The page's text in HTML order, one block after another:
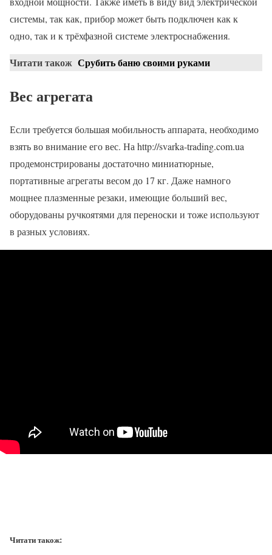
системы, так как, прибор может быть подключен как к
одно, так и к трёхфазной системе электроснабжения.
Читати також Срубить баню своими руками
Вес агрегата
Если требуется большая мобильность аппарата, необходимо
взять во внимание его вес. На http://svarka-trading.com.ua
продемонстрированы достаточно миниатюрные,
портативные агрегаты весом до 17 кг. Даже намного
мощнее плазменные резаки, имеющие больший вес,
оборудованы ручкоятями для переноски и тоже используют
в разных условиях.
Читати також: